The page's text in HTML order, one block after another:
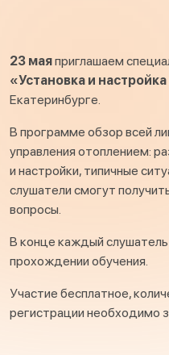
23 маяприглашаем
«Установка и
Екатеринбурге.
В программе обзор всей
управления отоплением:
и настройки, типичные
слушатели смогут
вопросы.
В конце каждый
прохождении обучения.
Участие бесплатное,
регистрации необходимо